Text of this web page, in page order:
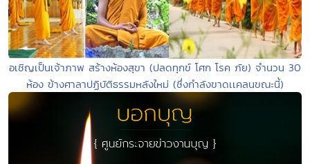
อเชิญเป็นเจ้าภาพ สร้างห้องสุขา (ปลดทุกข์ โศก โรค ภัย) จำนวน 30
ห้อง ข้างศาลาปฏิบัติธรรมหลังใหม่ (ซึ่งกำลังขาดเเคลนขณะนี้)